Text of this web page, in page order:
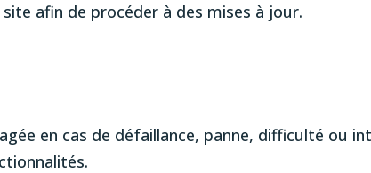
afin de procéder à des mises à jour.
en cas de défaillance, panne, difficulté ou